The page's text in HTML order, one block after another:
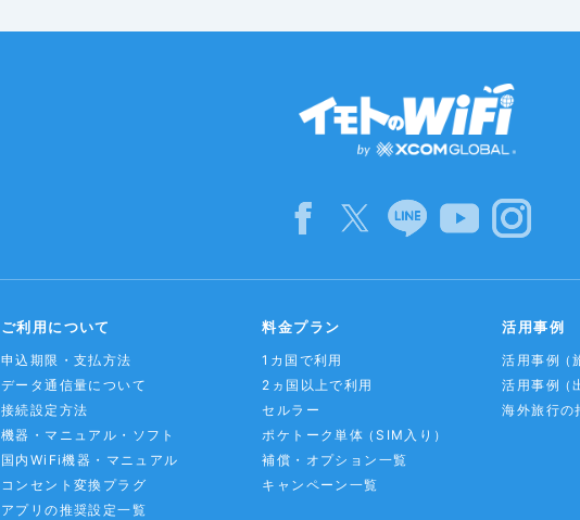
ご利用について
申込期限・支払方法
データ通信量について
接続設定方法
機器・マニュアル・ソフト
国内WiFi機器・マニュアル
コンセント変換プラグ
アプリの推奨設定一覧
料金プラン
1カ国で利用
2ヵ国以上で利用
セルラー
ポケトーク単体（SIM入り）
補償・オプション一覧
キャンペーン一覧
活用事例
活用事例（
活用事例（
海外旅行の